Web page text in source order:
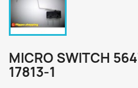
MICRO SWITCH
17813-1